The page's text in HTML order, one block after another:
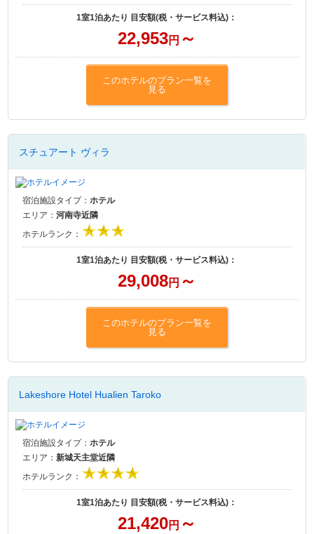
1室1泊あたり 目安額(税・サービス料込)：
22,953円 ～
このホテルのプラン一覧を
見る
スチュアート ヴィラ
宿泊施設タイプ：ホテル
エリア：河南寺近隣
ホテルランク：
1室1泊あたり 目安額(税・サービス料込)：
29,008円 ～
このホテルのプラン一覧を
見る
Lakeshore Hotel Hualien Taroko
宿泊施設タイプ：ホテル
エリア：新城天主堂近隣
ホテルランク：
1室1泊あたり 目安額(税・サービス料込)：
21,420円 ～